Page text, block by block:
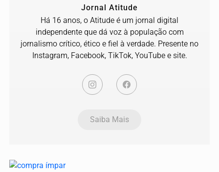
Jornal Atitude
Há 16 anos, o Atitude é um jornal digital
independente que dá voz à população com
jornalismo crítico, ético e fiel à verdade. Presente no
Instagram, Facebook, TikTok, YouTube e site.
Saiba Mais